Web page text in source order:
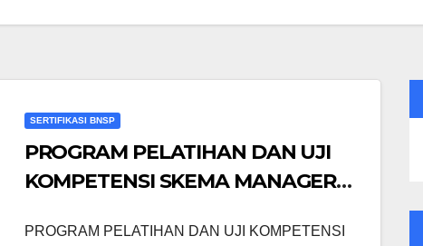
SERTIFIKASI BNSP
PROGRAM PELATIHAN DAN UJI
KOMPETENSI SKEMA MANAGER
PROGRAM PELATIHAN DAN UJI KOMPETENSI